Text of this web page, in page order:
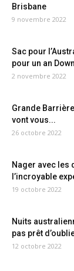
Brisbane
9 novembre 2022
Sac pour
pour un an
2 novembre 2022
Grande
vont vous...
26 octobre 2022
Nager avec les
l’incroyable
19 octobre 2022
Nuits
pas prêt
12 octobre 2022